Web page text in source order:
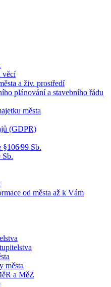
věcí
a živ. prostředí
plánování a stavebního řádu
města
(GDPR)
Sb.
Sb.
od města až k Vám
města
a MěZ